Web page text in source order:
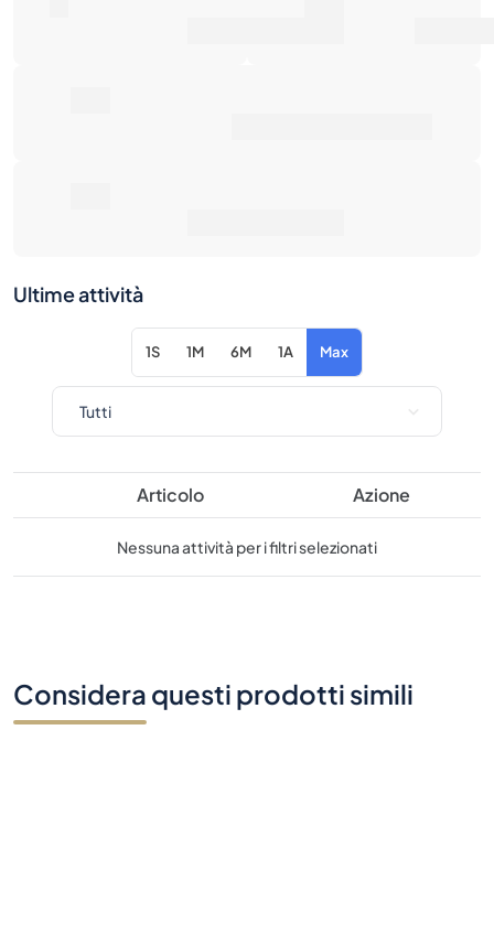
Ultime attività
1S 1M 6M 1A Max
Articolo Azione
Nessuna attività per i filtri selezionati
Considera questi prodotti simili